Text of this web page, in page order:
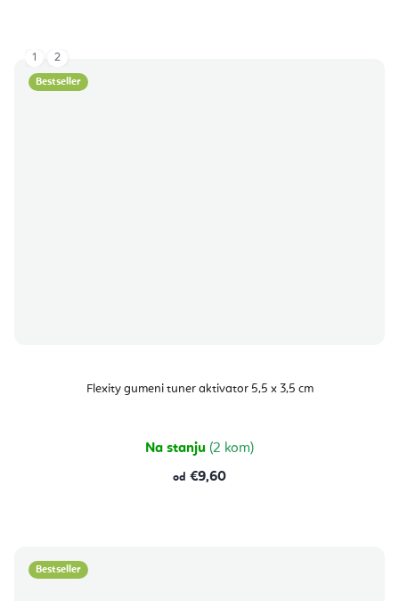
Bestseller
Flexity gumeni tuner aktivator 5,5 x 3,5 cm
Na stanju (2 kom)
od €9,60
1 2
Bestseller